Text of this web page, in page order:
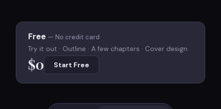
Free — No credit card
Try it out · Outline · A few chapters · Cover design
$0 Start Free